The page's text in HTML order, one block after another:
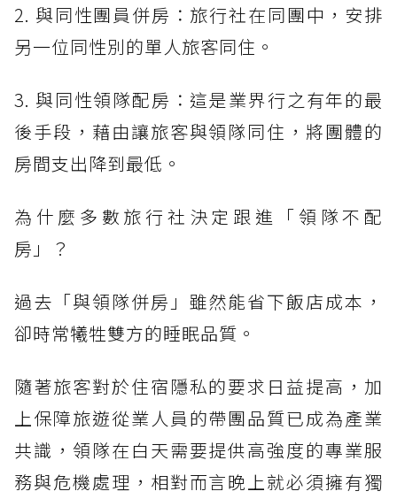
2. 與同性團員併房：旅行社在同團中，安排
另一位同性別的單人旅客同住。
3. 與同性領隊配房：這是業界行之有年的最
後手段，藉由讓旅客與領隊同住，將團體的
房間支出降到最低。
為什麼多數旅行社決定跟進「領隊不配
房」？
過去「與領隊併房」雖然能省下飯店成本，
卻時常犧牲雙方的睡眠品質。
隨著旅客對於住宿隱私的要求日益提高，加
上保障旅遊從業人員的帶團品質已成為產業
共識，領隊在白天需要提供高強度的專業服
務與危機處理，相對而言晚上就必須擁有獨